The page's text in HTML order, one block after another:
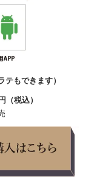
もできます）
（税込）